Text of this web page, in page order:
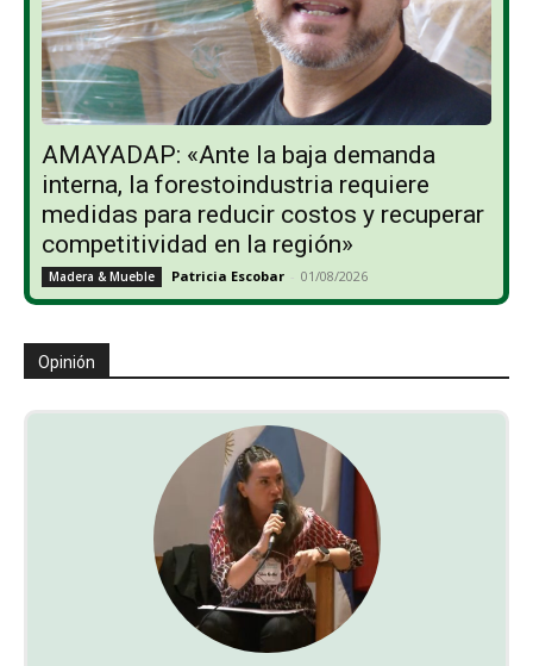
AMAYADAP: «Ante la baja demanda
interna, la forestoindustria requiere
medidas para reducir costos y recuperar
competitividad en la región»
Madera & Mueble Patricia Escobar - 01/08/2026
Opinión